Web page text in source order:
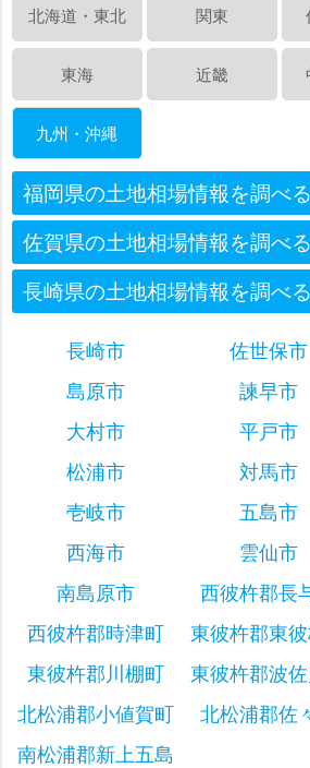
北海道・東北 関東
東海 近畿
九州・沖縄
福岡県の土地相場情報を調べる
佐賀県の土地相場情報を調べる
長崎県の土地相場情報を調べる
長崎市
佐世保市
島原市
諫早市
大村市
平戸市
松浦市
対馬市
壱岐市
五島市
西海市
雲仙市
南島原市
西彼杵郡長
西彼杵郡時津町
東彼杵郡東
東彼杵郡川棚町
東彼杵郡波
北松浦郡小値賀町
北松浦郡佐
南松浦郡新上五島